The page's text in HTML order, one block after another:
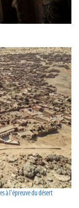
à l'épreuve du désert